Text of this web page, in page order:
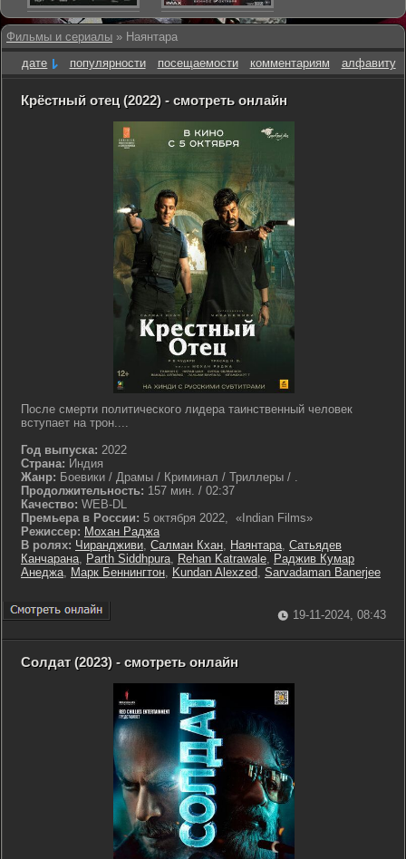
Фильмы и сериалы » Наянтара
дате
популярности посещаемости комментариям алфавиту
Крёстный отец (2022) - смотреть онлайн
После смерти политического лидера таинственный человек
вступает на трон....
Год выпуска: 2022
Страна: Индия
Жанр: Боевики / Драмы / Криминал / Триллеры / .
Продолжительность: 157 мин. / 02:37
Качество: WEB-DL
Премьера в России: 5 октября 2022, «Indian Films»
Режиссер: Мохан Раджа
В ролях: Чирандживи, Салман Кхан, Наянтара, Сатьядев
Канчарана, Parth Siddhpura, Rehan Katrawale, Раджив Кумар
Анеджа, Марк Беннингтон, Kundan Alexzed, Sarvadaman Banerjee
19-11-2024, 08:43
Солдат (2023) - смотреть онлайн